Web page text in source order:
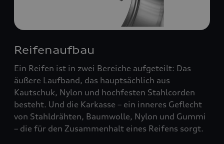
Reifenaufbau
Ein Reifen ist in zwei Bereiche aufgeteilt: Das
äußere Laufband, das hauptsächlich aus
Kautschuk, Nylon und hochfesten Stahlcorden
besteht. Und die Karkasse – ein inneres Geflecht
von Stahldrähten, Baumwolle, Nylon und Gummi
– die für den Zusammenhalt eines Reifens sorgt.